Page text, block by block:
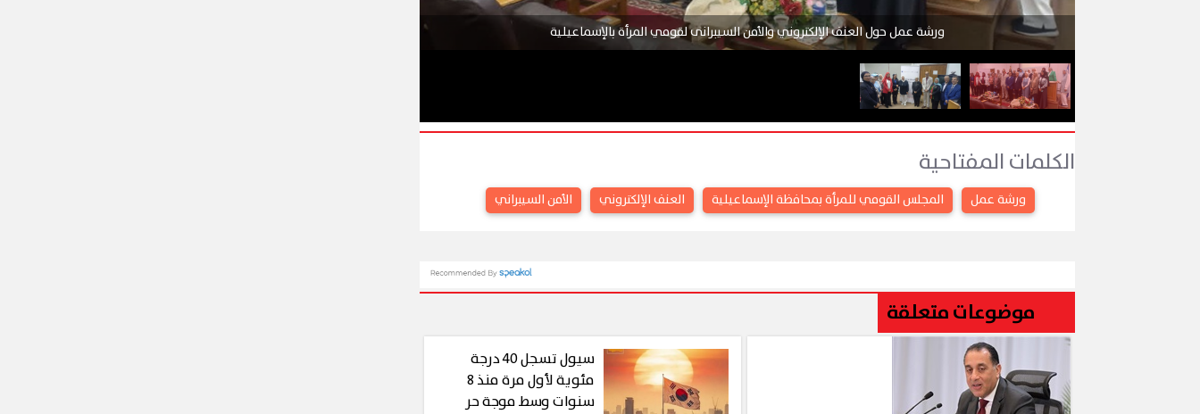
ورشة عمل حول العنف الإلكتروني والأمن السيبرانى لقومي المرأة بالإسماعيلية
الكلمات المفتاحية
ورشة عمل المجلس القومي للمرأة بمحافظة الإسماعيلية العنف الإلكتروني الأمن السيبراني
موضوعات متعلقة
سيول تسجل 40 درجة
مئوية لأول مرة منذ 8
سنوات وسط موجة حر